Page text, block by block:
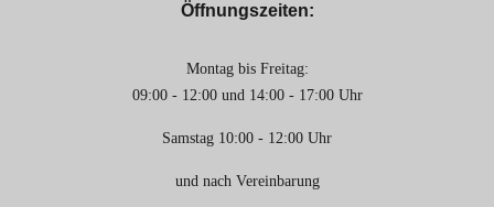
Öffnungszeiten:
Montag bis Freitag:
09:00 - 12:00 und 14:00 - 17:00 Uhr
Samstag 10:00 - 12:00 Uhr
und nach Vereinbarung